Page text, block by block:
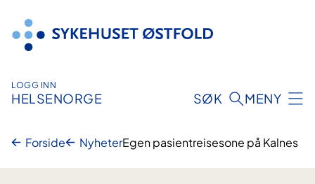
innhold
LOGG INN
HELSENORGE SØK MENY
Forside NyheterEgen pasientreisesone på Kalnes